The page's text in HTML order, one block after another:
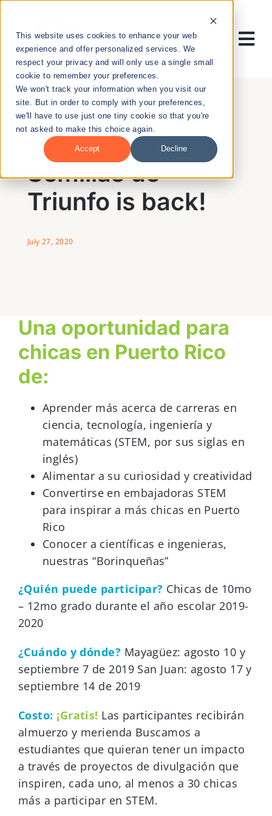
This website uses cookies to enhance your web
experience and offer personalized services. We
respect your privacy and will only use a single small
cookie to remember your preferences.
We won't track your information when you visit our
site. But in order to comply with your preferences,
we'll have to use just one tiny cookie so that you're
not asked to make this choice again.
Accept Decline
content
RESEARCH
ENTREPRENEURSHIP
PUBLIC HEALTH
EDUCATION
NEWS & EVENTS
Semillas de
Triunfo is back!
July 27, 2020
Una oportunidad para
chicas en Puerto Rico
de:
Aprender más acerca de carreras en
ciencia, tecnología, ingeniería y
matemáticas (STEM, por sus siglas en
inglés)
Alimentar a su curiosidad y creatividad
Convertirse en embajadoras STEM
para inspirar a más chicas en Puerto
Rico
Conocer a científicas e ingenieras,
nuestras “Borinqueñas”
¿Quién puede participar? Chicas de 10mo
– 12mo grado durante el año escolar 2019-
2020
¿Cuándo y dónde? Mayagüez: agosto 10 y
septiembre 7 de 2019 San Juan: agosto 17 y
septiembre 14 de 2019
Costo: ¡Gratis! Las participantes recibirán
almuerzo y merienda Buscamos a
estudiantes que quieran tener un impacto
a través de proyectos de divulgación que
inspiren, cada uno, al menos a 30 chicas
más a participar en STEM.